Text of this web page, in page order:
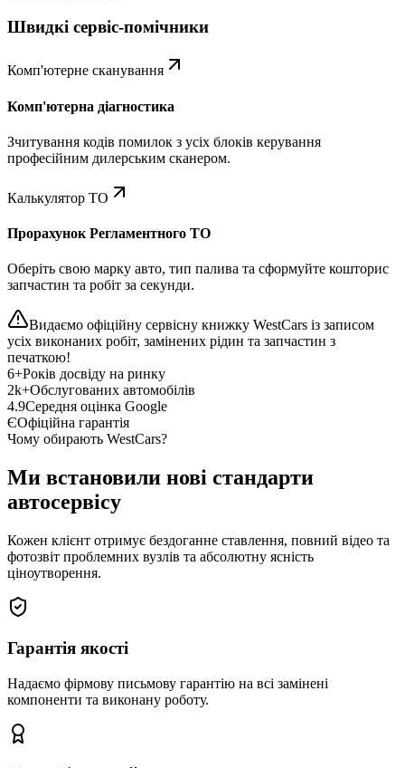
Швидкі сервіс-помічники
Комп'ютерне сканування
Комп'ютерна діагностика
Зчитування кодів помилок з усіх блоків керування
професійним дилерським сканером.
Калькулятор ТО
Прорахунок Регламентного ТО
Оберіть свою марку авто, тип палива та сформуйте кошторис
запчастин та робіт за секунди.
Видаємо офіційну сервісну книжку WestCars із записом
усіх виконаних робіт, замінених рідин та запчастин з
печаткою!
6+Років досвіду на ринку
2k+Обслугованих автомобілів
4.9Середня оцінка Google
ЄОфіційна гарантія
Чому обирають WestCars?
Ми встановили нові стандарти
автосервісу
Кожен клієнт отримує бездоганне ставлення, повний відео та
фотозвіт проблемних вузлів та абсолютну ясність
ціноутворення.
Гарантія якості
Надаємо фірмову письмову гарантію на всі замінені
компоненти та виконану роботу.